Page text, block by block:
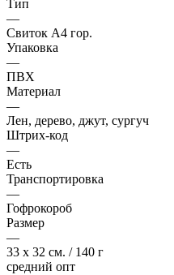
Тип
—
Свиток А4 гор.
Упаковка
—
ПВХ
Материал
—
Лен, дерево, джут, сургуч
Штрих-код
—
Есть
Транспортировка
—
Гофрокороб
Размер
—
33 x 32 см. / 140 г
средний опт